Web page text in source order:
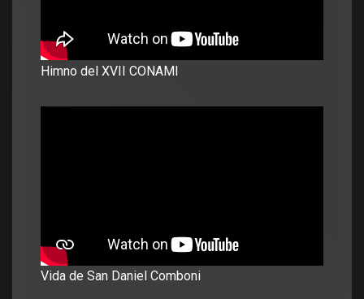
Himno del XVII CONAMI
Vida de San Daniel Comboni